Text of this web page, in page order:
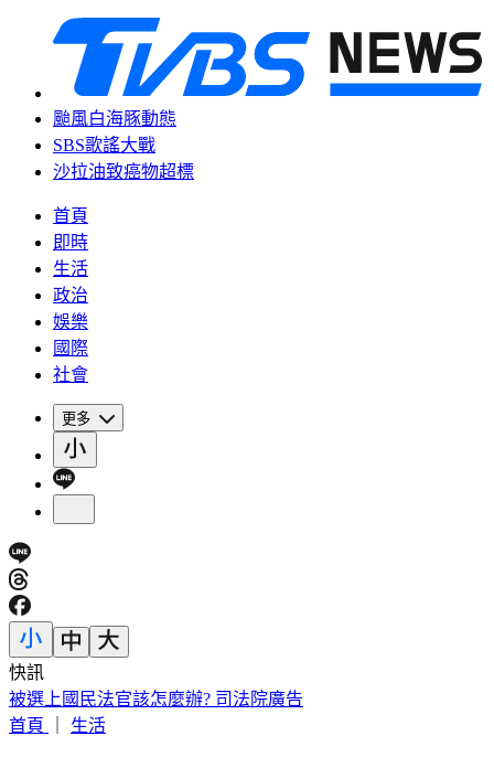
颱風白海豚動態
SBS歌謠大戰
沙拉油致癌物超標
首頁
即時
生活
政治
娛樂
國際
社會
更多
快訊
IU無預警召喚前男友 韓網替「她」心疼：很不舒服
首頁
生活